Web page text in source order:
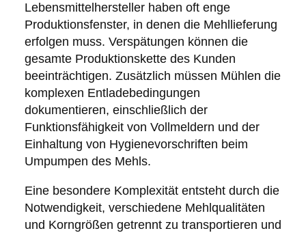
Lebensmittelhersteller haben oft enge
Produktionsfenster, in denen die Mehllieferung
erfolgen muss. Verspätungen können die
gesamte Produktionskette des Kunden
beeinträchtigen. Zusätzlich müssen Mühlen die
komplexen Entladebedingungen
dokumentieren, einschließlich der
Funktionsfähigkeit von Vollmeldern und der
Einhaltung von Hygienevorschriften beim
Umpumpen des Mehls.
Eine besondere Komplexität entsteht durch die
Notwendigkeit, verschiedene Mehlqualitäten
und Korngrößen getrennt zu transportieren und